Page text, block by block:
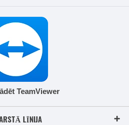
TeamViewer
LĪNIJA